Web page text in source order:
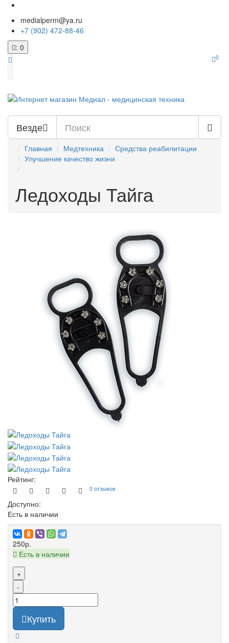
medialperm@ya.ru
+7 (902) 472-88-46
: 0
0
Везде
Главная Медтехника
Средства реабилитации
Улучшение качество жизни
Ледоходы Тайга
Рейтинг:
0 отзывов
Доступно:
Есть в наличии
250р.
Есть в наличии
+
-
Купить